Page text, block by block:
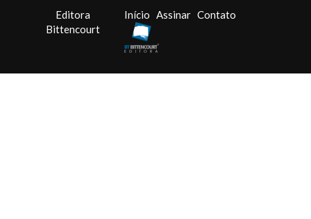
Editora
Bittencourt
Início Assinar Contato